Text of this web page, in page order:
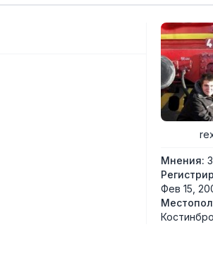
Мнения:
Фев 15,